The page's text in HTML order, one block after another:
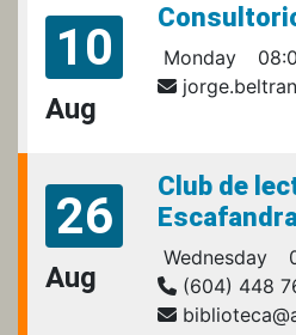
10
Aug
Monday
26
Aug
Club de
Wednesday
(604) 448